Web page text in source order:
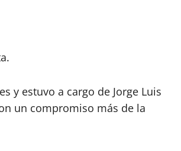
y estuvo a cargo de Jorge Luis
un compromiso más de la